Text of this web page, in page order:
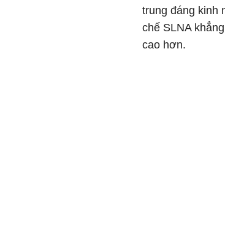
trung đáng kinh
chế SLNA
cao hơn.